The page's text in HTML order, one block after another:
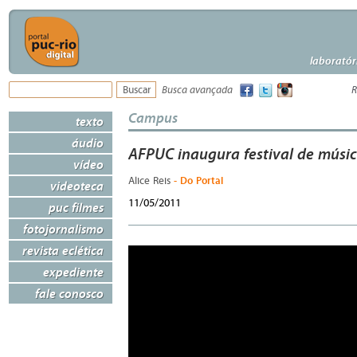
Busca avançada
texto
áudio
vídeo
videoteca
puc filmes
fotojornalismo
revista eclética
expediente
fale conosco
Campus
AFPUC inaugura festival de
Alice Reis - Do Portal
11/05/2011